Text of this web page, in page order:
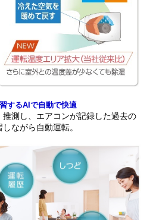
するAIで自動で快適
測し、エアコンが記録した過去の
ながら自動運転。